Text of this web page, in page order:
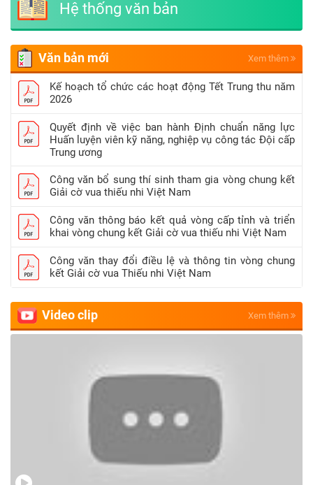
Hệ thống văn bản
Văn bản mới Xem thêm
Kế hoạch tổ chức các hoạt động Tết Trung thu năm
2026
Quyết định về việc ban hành Định chuẩn năng lực
Huấn luyện viên kỹ năng, nghiệp vụ công tác Đội cấp
Trung ương
Công văn bổ sung thí sinh tham gia vòng chung kết
Giải cờ vua thiếu nhi Việt Nam
Công văn thông báo kết quả vòng cấp tỉnh và triển
khai vòng chung kết Giải cờ vua thiếu nhi Việt Nam
Công văn thay đổi điều lệ và thông tin vòng chung
kết Giải cờ vua Thiếu nhi Việt Nam
Video clip Xem thêm